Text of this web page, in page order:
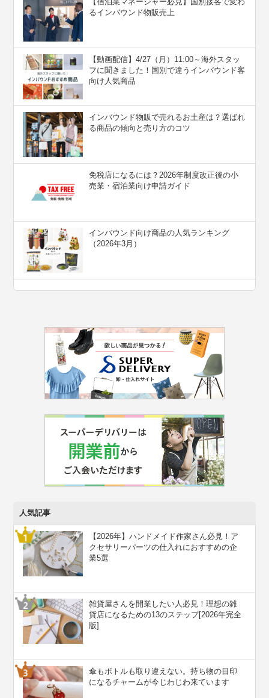
るインバウンド物販売上
【動画配信】4/27（月）11:00～海外スタッ
フに聞きました！国別で違うインバウンド客
向け人気商品
インバウンド物販で売れるお土産は？選ばれ
る商品の傾向と売り方のコツ
免税店になるには？2026年制度改正後の小
売業・宿泊業向け申請ガイド
インバウンド向け商品の人気ランキング
（2026年3月）
人気記事
【2026年】ハンドメイド作家さん必見！ア
クセサリーパーツの仕入れにおすすめの企
業5選
雑貨屋さんを開業したい人必見！理想の雑
貨店になるための13のステップ[2026年完全
版]
傘もボトルも取り違えない。持ち物の目印
になるチャームが今じわじわ来ています